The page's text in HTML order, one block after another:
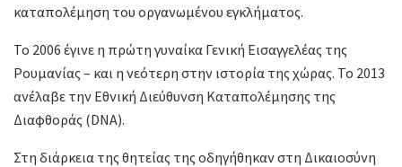
καταπολέμηση του οργανωμένου εγκλήματος.
Το 2006 έγινε η πρώτη γυναίκα Γενική Εισαγγελέας της
Ρουμανίας – και η νεότερη στην ιστορία της χώρας. Το 2013
ανέλαβε την Εθνική Διεύθυνση Καταπολέμησης της
Διαφθοράς (DNA).
Στη διάρκεια της θητείας της οδηγήθηκαν στη Δικαιοσύνη